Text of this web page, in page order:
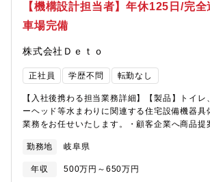
【機構設計担当者】年休125日/完
車場完備
株式会社Ｄｅｔｏ
正社員 学歴不問 転勤なし
【入社後携わる担当業務詳細】【製品】トイレ
ーヘッド等水まわりに関連する住宅設備機器具
業務をお任せいたします。・顧客企業へ商品提
る開発業務全般（機構設計、濾材開発、試作お
証、生産技術開発など）・サプライヤーへの価
関する折衝・調整業務・商品開発プロジェクト
勤務地 岐阜県
年収 500万円～650万円